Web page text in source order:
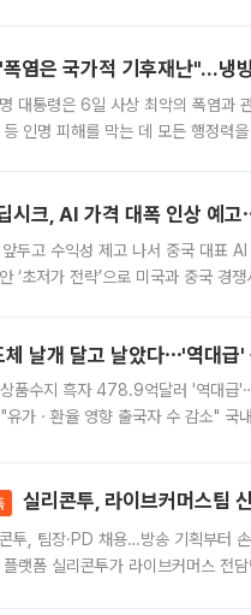
염은 국가적 기후재난"…냉
대통령은 6일 사상 최악의 폭염과
등 인명 피해를 막는 데 모든 행정력
시크, AI 가격 대폭 인상 예고
앞두고 수익성 제고 나서 중국 대표
‘초저가 전략’으로 미국과 중국 경
체 날개 달고 날았다⋯'역대
품수지 흑자 478.9억달러 '역대급
가ㆍ환율 영향 출국자 수 감소" 국
실리콘투, 라이브커머스팀
투, 팀장·PD 채용…방송 기획부터
랫폼 실리콘투가 라이브커머스 전